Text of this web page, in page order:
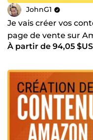
JohnG1
Je vais créer vos
page de vente sur
À partir de 94,05 $US